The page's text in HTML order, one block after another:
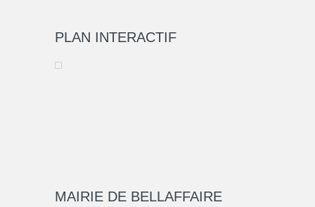
PLAN INTERACTIF
MAIRIE DE BELLAFFAIRE